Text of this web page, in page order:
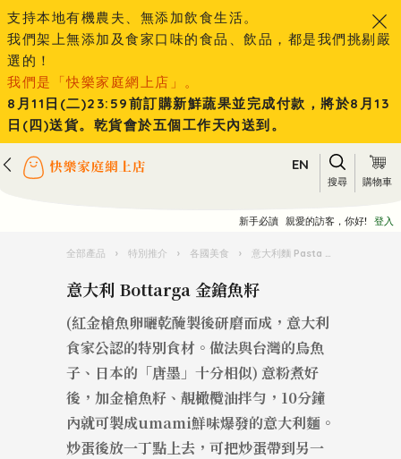
支持本地有機農夫、無添加飲食生活。
我們架上無添加及食家口味的食品、飲品，都是我們挑剔嚴
選的！
我們是「快樂家庭網上店」。
8月11日(二)23:59前訂購新鮮蔬果並完成付款，將於8月13
日(四)送貨。乾貨會於五個工作天內送到。
EN
搜尋 購物車
新手必讀 親愛的訪客，你好! 登入
全部產品 › 特別推介 › 各國美食 › 意大利麵 Pasta 王國
意大利 Bottarga 金鎗魚籽
(紅金槍魚卵曬乾醃製後研磨而成，意大利
食家公認的特別食材。做法與台灣的烏魚
子、日本的「唐墨」十分相似) 意粉煮好
後，加金槍魚籽、靚橄欖油拌勻，10分鐘
內就可製成umami鮮味爆發的意大利麵。
炒蛋後放一丁點上去，可把炒蛋帶到另一